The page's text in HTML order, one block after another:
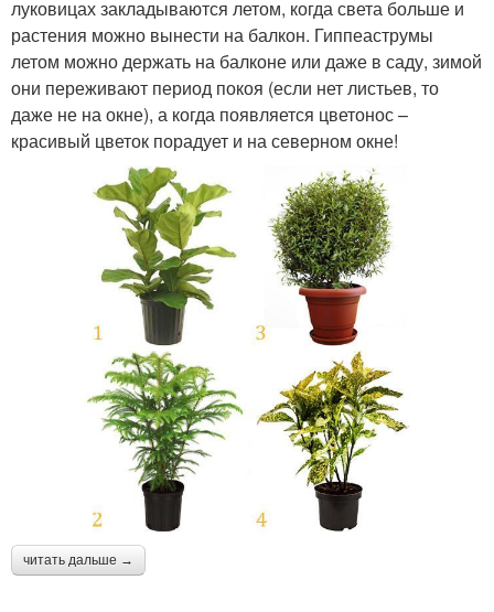
луковицах закладываются летом, когда света больше и
растения можно вынести на балкон. Гиппеаструмы
летом можно держать на балконе или даже в саду, зимой
они переживают период покоя (если нет листьев, то
даже не на окне), а когда появляется цветонос –
красивый цветок порадует и на северном окне!
читать дальше →